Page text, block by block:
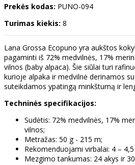
Prekės kodas: PUNO-094
Turimas kiekis: 8
Lana Grossa Ecopuno yra aukštos
pagaminti iš 72% medvilnės, 17%
vilnos (baby alpaca). Šie siūlai turi
kurioje alpaka ir medvilnė derinamos
suteikdamos ypatingą minkštumą ir
Techninės specifikacijos:
Sudėtis: 72% medvilnės, 17%
vilnos;
Metražas: 50 g - 215 m;
Rekomenduojami virbalai: 4 –
Mezgimo tankumas: 24 akys ir